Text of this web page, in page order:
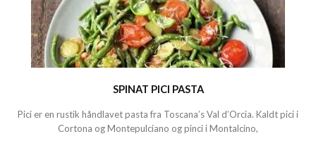
SPINAT PICI PASTA
Pici er en rustik håndlavet pasta fra Toscana’s Val d’Orcia. Kaldt pici i
Cortona og Montepulciano og pinci i Montalcino,